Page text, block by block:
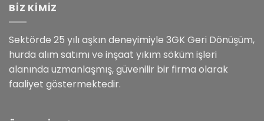
BİZ KİMİZ
Sektörde 25 yılı aşkın deneyimiyle 3GK Geri Dönüşüm,
hurda alım satımı ve inşaat yıkım söküm işleri
alanında uzmanlaşmış, güvenilir bir firma olarak
faaliyet göstermektedir.